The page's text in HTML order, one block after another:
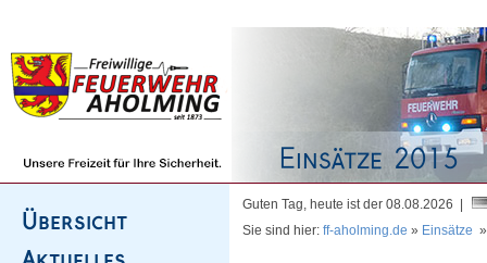
Guten Tag, heute ist der 08.08.2026 |
Sie sind hier: ff-aholming.de » Einsätze